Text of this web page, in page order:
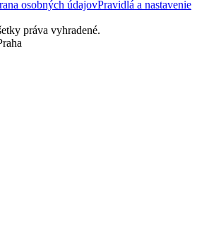
osobných údajovPravidlá a nastavenie
práva vyhradené.